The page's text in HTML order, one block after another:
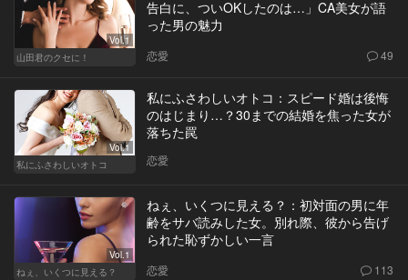
Vol.1
山田君のクセに！
告白に、ついOKしたのは…」CA美女が語
った男の魅力
恋愛 49
Vol.1
私にふさわしいオトコ
私にふさわしいオトコ：スピード婚は後悔
のはじまり…？30までの結婚を焦った女が
落ちた罠
恋愛
Vol.1
ねぇ、いくつに見える？
ねぇ、いくつに見える？：初対面の男に年
齢をサバ読みした女。別れ際、彼から告げ
られた恥ずかしい一言
恋愛 113